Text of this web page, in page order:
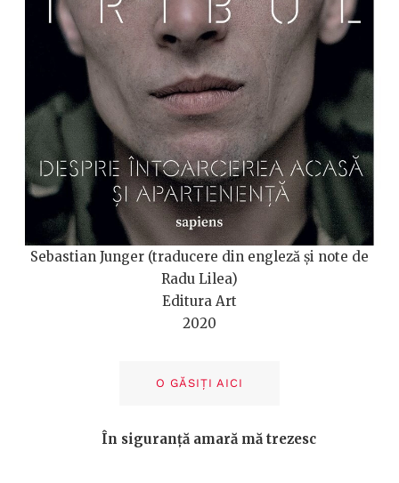
Sebastian Junger (traducere din engleză și note de
Radu Lilea)
Editura Art
2020
O GĂSIȚI AICI
În siguranță amară mă trezesc